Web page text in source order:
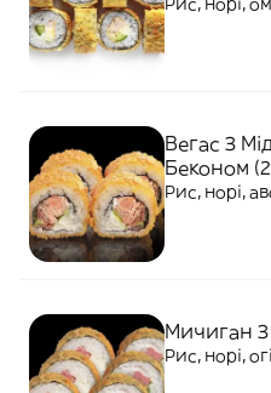
Вегас З
Беконом
Рис, норі,
Мичиган З
Рис, норі,